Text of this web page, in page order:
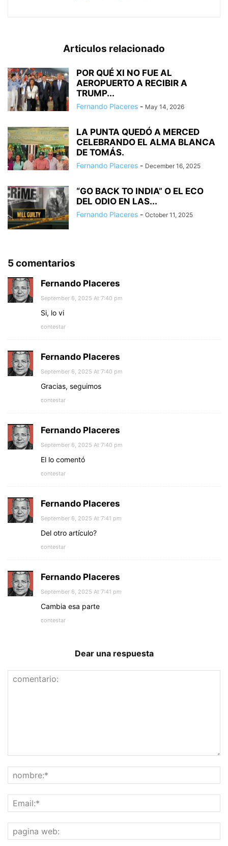
Articulos relacionado
POR QUÉ XI NO FUE AL
AEROPUERTO A RECIBIR A
TRUMP...
Fernando Placeres - May 14, 2026
LA PUNTA QUEDÓ A MERCED
CELEBRANDO EL ALMA BLANCA
DE TOMÁS.
Fernando Placeres - December 16, 2025
“GO BACK TO INDIA” O EL ECO
DEL ODIO EN LAS...
Fernando Placeres - October 11, 2025
5 comentarios
Fernando Placeres
September 6, 2025 At 7:40 pm
Si, lo vi
contestar
Fernando Placeres
September 6, 2025 At 7:40 pm
Gracias, seguimos
contestar
Fernando Placeres
September 6, 2025 At 7:40 pm
El lo comentó
contestar
Fernando Placeres
September 6, 2025 At 7:41 pm
Del otro artículo?
contestar
Fernando Placeres
September 6, 2025 At 7:41 pm
Cambia esa parte
contestar
Dear una respuesta